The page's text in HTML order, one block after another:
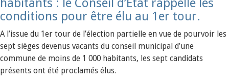
habitants : le Conseil d’Etat rappelle les
conditions pour être élu au 1er tour.
A l’issue du 1er tour de l’élection partielle en vue de pourvoir les
sept sièges devenus vacants du conseil municipal d’une
commune de moins de 1 000 habitants, les sept candidats
présents ont été proclamés élus.